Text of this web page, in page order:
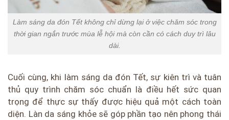
Làm sáng da đón Tết không chỉ dừng lại ở việc chăm sóc trong
thời gian ngắn trước mùa lễ hội mà còn cần có cách duy trì lâu
dài.
Cuối cùng, khi làm sáng da đón Tết, sự kiên trì và tuân
thủ quy trình chăm sóc chuẩn là điều hết sức quan
trọng để thực sự thấy được hiệu quả một cách toàn
diện. Làn da sáng khỏe sẽ góp phần tạo nên phong thái